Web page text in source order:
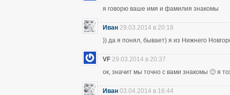
я говорю ваше имя и фамилия знакомы
Иван 29.03.2014 в 20:18
)) да я понял, бывает) я из Нижнего
VF 29.03.2014 в 20:37
ок, значит мы точно с вами знакомы 🙂 я
Иван 03.04.2014 в 16:44